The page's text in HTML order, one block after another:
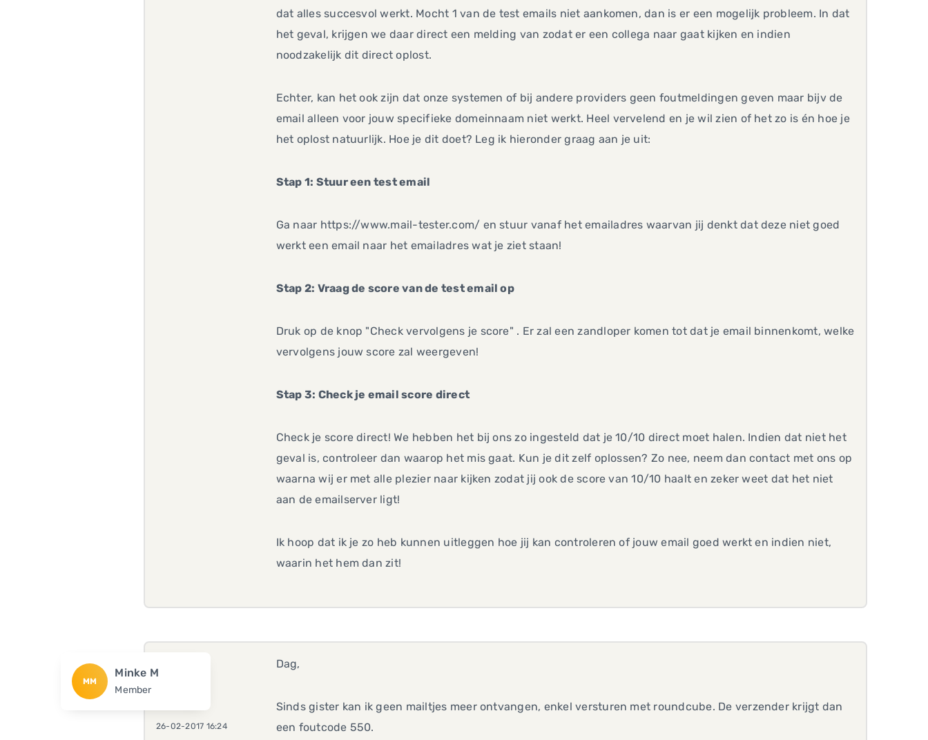
dat alles succesvol werkt. Mocht 1 van de test emails niet aankomen, dan is er een mogelijk probleem. In dat
het geval, krijgen we daar direct een melding van zodat er een collega naar gaat kijken en indien
noodzakelijk dit direct oplost.
Echter, kan het ook zijn dat onze systemen of bij andere providers geen foutmeldingen geven maar bijv de
email alleen voor jouw specifieke domeinnaam niet werkt. Heel vervelend en je wil zien of het zo is én hoe je
het oplost natuurlijk. Hoe je dit doet? Leg ik hieronder graag aan je uit:
Stap 1: Stuur een test email
Ga naar https://www.mail-tester.com/ en stuur vanaf het emailadres waarvan jij denkt dat deze niet goed
werkt een email naar het emailadres wat je ziet staan!
Stap 2: Vraag de score van de test email op
Druk op de knop "Check vervolgens je score" . Er zal een zandloper komen tot dat je email binnenkomt, welke
vervolgens jouw score zal weergeven!
Stap 3: Check je email score direct
Check je score direct! We hebben het bij ons zo ingesteld dat je 10/10 direct moet halen. Indien dat niet het
geval is, controleer dan waarop het mis gaat. Kun je dit zelf oplossen? Zo nee, neem dan contact met ons op
waarna wij er met alle plezier naar kijken zodat jij ook de score van 10/10 haalt en zeker weet dat het niet
aan de emailserver ligt!
Ik hoop dat ik je zo heb kunnen uitleggen hoe jij kan controleren of jouw email goed werkt en indien niet,
waarin het hem dan zit!
MM
Minke M
Member
26-02-2017 16:24
Dag,
Sinds gister kan ik geen mailtjes meer ontvangen, enkel versturen met roundcube. De verzender krijgt dan
een foutcode 550.